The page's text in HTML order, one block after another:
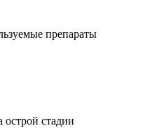
препараты
стадии